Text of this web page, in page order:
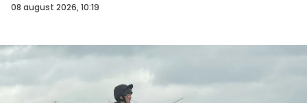
08 august 2026, 10:19